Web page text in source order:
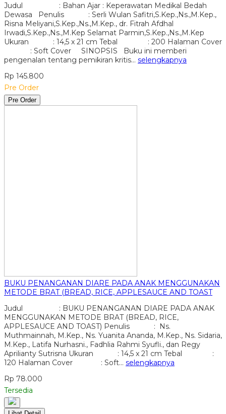
Judul : Bahan Ajar : Keperawatan Medikal Bedah
Dewasa Penulis : Serli Wulan Safitri,S.Kep.,Ns.,M.Kep.,
Risna Meliyani,S.Kep.,Ns.,M.Kep., dr. Fitrah Afdhal
Irwadi,S.Kep.,Ns.,M.Kep Selamat Parmin,S.Kep.,Ns.,M.Kep
Ukuran : 14,5 x 21 cm Tebal : 200 Halaman Cover
: Soft Cover SINOPSIS Buku ini memberi
pengenalan tentang pemikiran kritis… selengkapnya
Rp 145.800
Pre Order
Pre Order
BUKU PENANGANAN DIARE PADA ANAK MENGGUNAKAN
METODE BRAT (BREAD, RICE, APPLESAUCE AND TOAST
Judul : BUKU PENANGANAN DIARE PADA ANAK
MENGGUNAKAN METODE BRAT (BREAD, RICE,
APPLESAUCE AND TOAST) Penulis : Ns.
Muthmainnah, M.Kep., Ns. Yuanita Ananda, M.Kep., Ns. Sidaria,
M.Kep., Latifa Nurhasni., Fadhlia Rahmi Syufli., dan Regy
Aprilianty Sutrisna Ukuran : 14,5 x 21 cm Tebal :
120 Halaman Cover : Soft… selengkapnya
Rp 78.000
Tersedia